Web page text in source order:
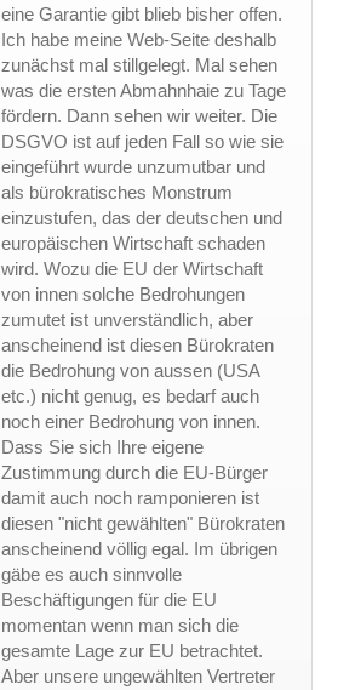
eine Garantie gibt blieb bisher offen.
Ich habe meine Web-Seite deshalb
zunächst mal stillgelegt. Mal sehen
was die ersten Abmahnhaie zu Tage
fördern. Dann sehen wir weiter. Die
DSGVO ist auf jeden Fall so wie sie
eingeführt wurde unzumutbar und
als bürokratisches Monstrum
einzustufen, das der deutschen und
europäischen Wirtschaft schaden
wird. Wozu die EU der Wirtschaft
von innen solche Bedrohungen
zumutet ist unverständlich, aber
anscheinend ist diesen Bürokraten
die Bedrohung von aussen (USA
etc.) nicht genug, es bedarf auch
noch einer Bedrohung von innen.
Dass Sie sich Ihre eigene
Zustimmung durch die EU-Bürger
damit auch noch ramponieren ist
diesen "nicht gewählten" Bürokraten
anscheinend völlig egal. Im übrigen
gäbe es auch sinnvolle
Beschäftigungen für die EU
momentan wenn man sich die
gesamte Lage zur EU betrachtet.
Aber unsere ungewählten Vertreter